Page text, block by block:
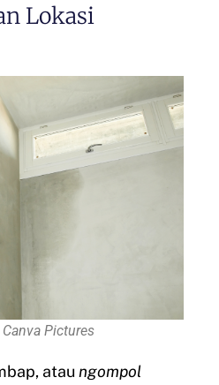
Lokasi
Pictures
atau ngompol